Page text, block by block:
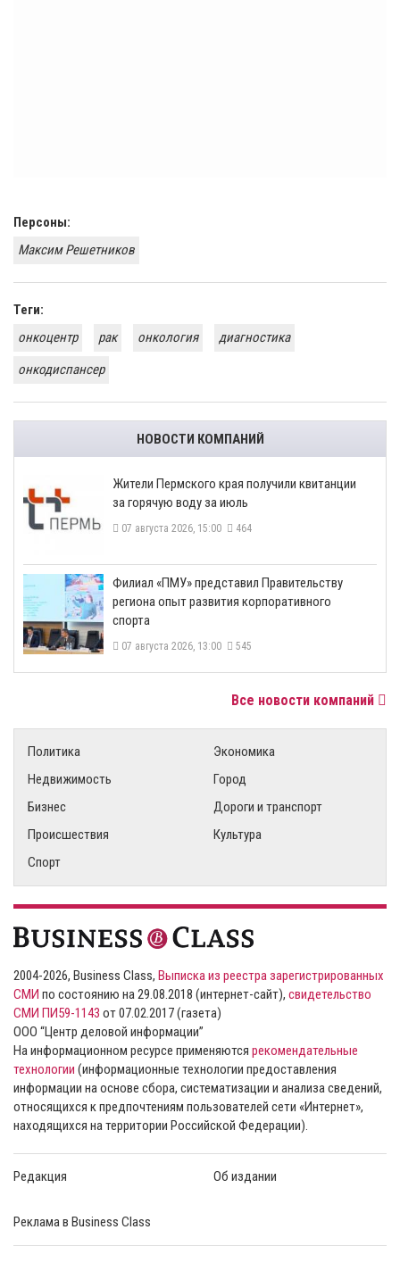
Персоны:
Максим Решетников
Теги:
онкоцентр
рак онкология
диагностика
онкодиспансер
НОВОСТИ КОМПАНИЙ
​Жители Пермского края получили квитанции
за горячую воду за июль
07 августа 2026, 15:00 464
​Филиал «ПМУ» представил Правительству
региона опыт развития корпоративного
спорта
07 августа 2026, 13:00 545
Все новости компаний
Политика
Экономика
Недвижимость
Город
Бизнес
Дороги и транспорт
Происшествия
Культура
Спорт
2004-2026, Business Class, Выписка из реестра зарегистрированных
СМИ по состоянию на 29.08.2018 (интернет-сайт), свидетельство
СМИ ПИ59-1143 от 07.02.2017 (газета)
ООО “Центр деловой информации”
На информационном ресурсе применяются рекомендательные
технологии (информационные технологии предоставления
информации на основе сбора, систематизации и анализа сведений,
относящихся к предпочтениям пользователей сети «Интернет»,
находящихся на территории Российской Федерации).
Редакция Об издании
Реклама в Business Class